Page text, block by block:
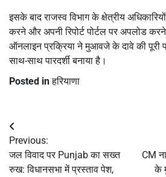
इसके बाद राजस्व विभाग के क्षेत्रीय
करने और अपनी रिपोर्ट पोर्टल पर अपलोड करने
ऑनलाइन प्रक्रिया ने मुआवजे के दावे की पूरी
साथ-साथ पारदर्शी बनाया है।
Posted inहरियाणा
Post
navigation
Previous:
जल विवाद पर Punjab का सख्त
रुख: विधानसभा में प्रस्ताव पेश,
CM
के